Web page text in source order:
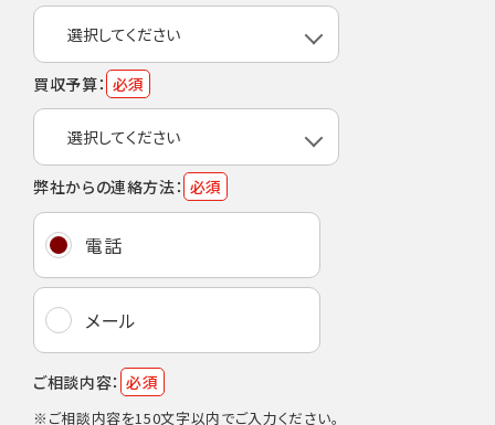
買収予算： 必須
弊社からの連絡方法： 必須
電話
メール
ご相談内容： 必須
※ご相談内容を150文字以内でご入力ください。